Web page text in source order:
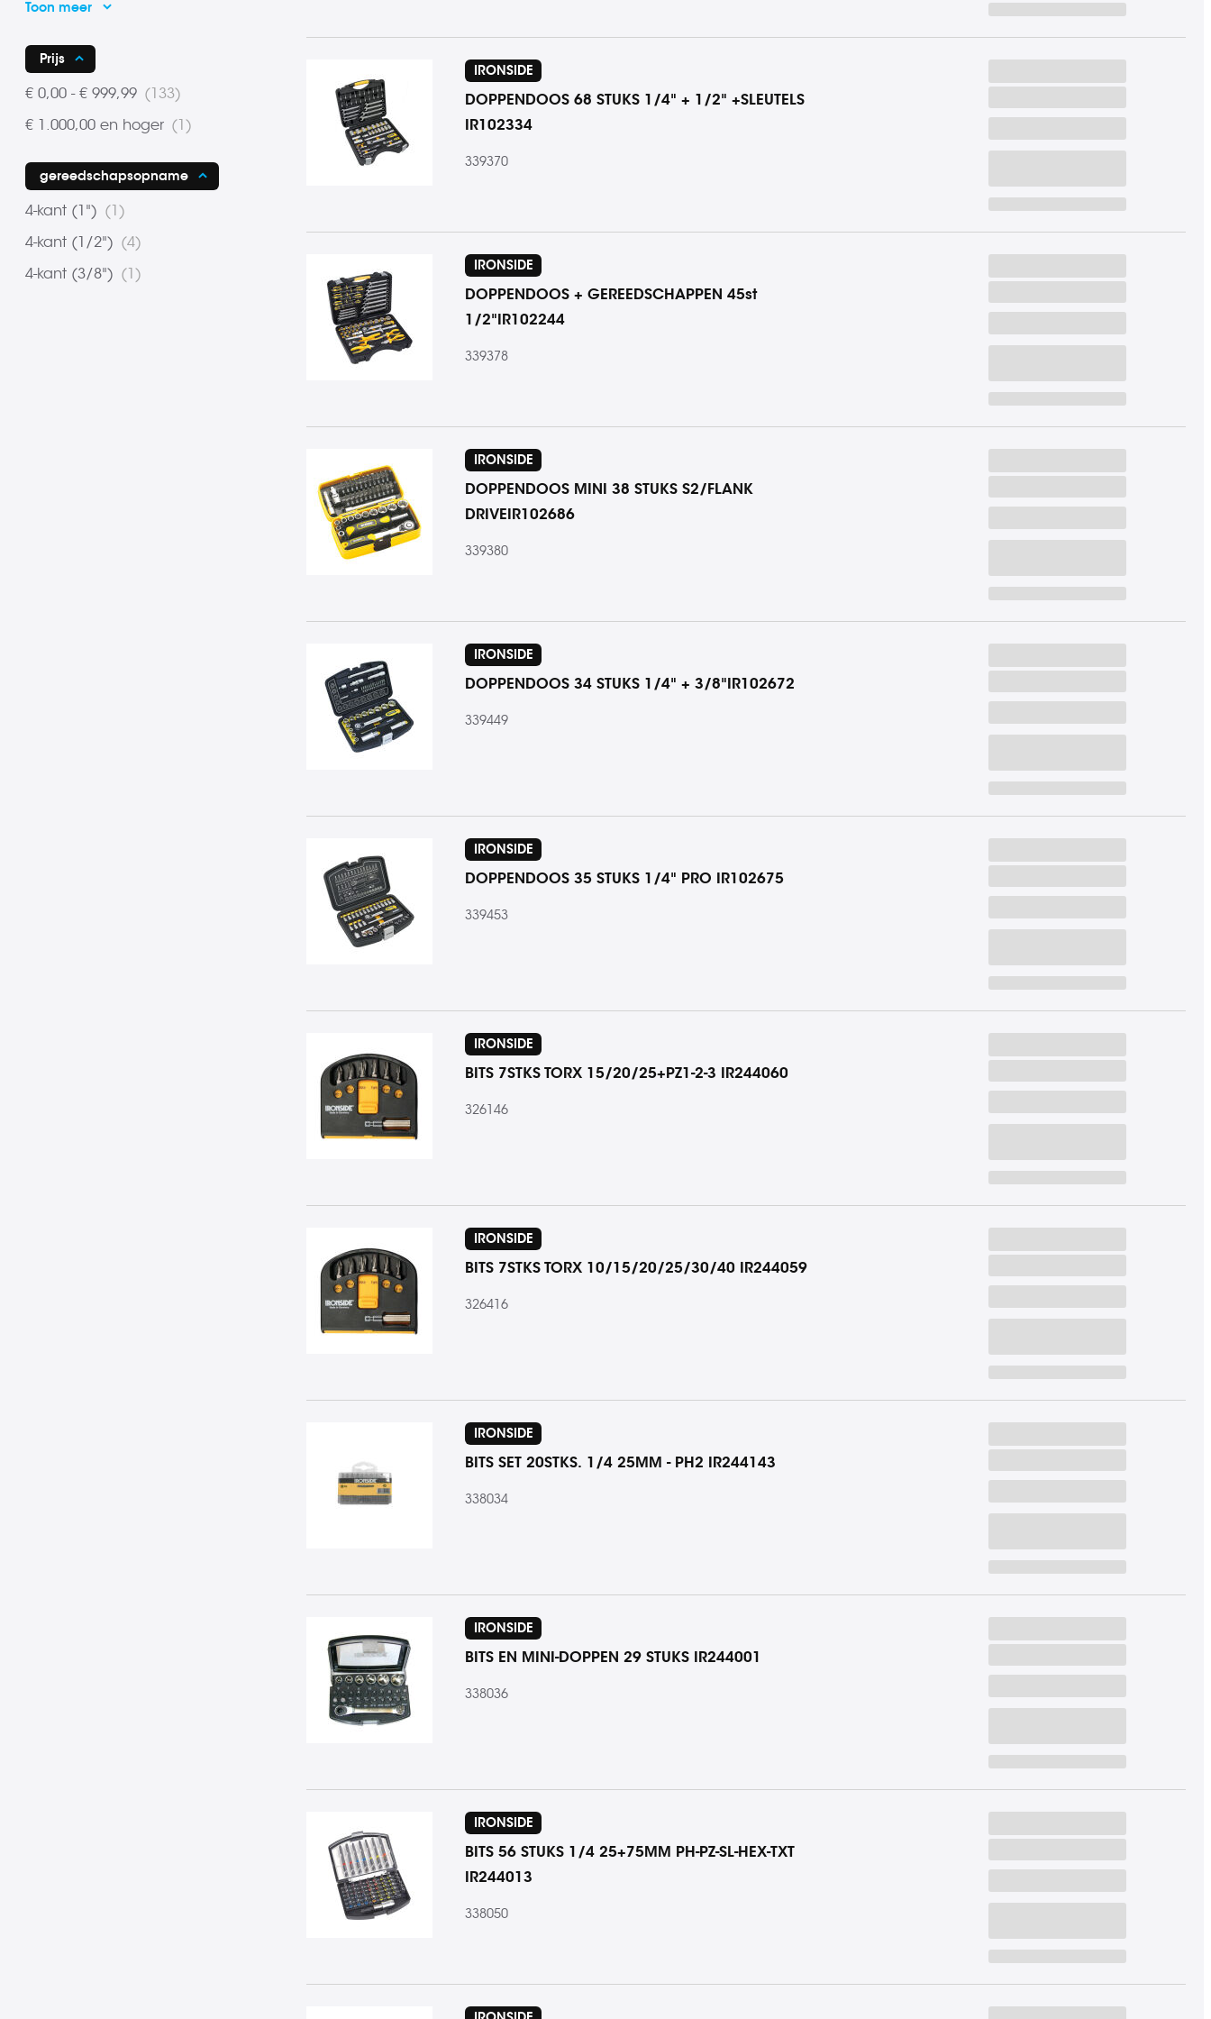
IRONSIDE
DOPPENDOOS 68 STUKS 1/4" + 1/2" +SLEUTELS
IR102334
339370
IRONSIDE
DOPPENDOOS + GEREEDSCHAPPEN 45st
1/2"IR102244
339378
IRONSIDE
DOPPENDOOS MINI 38 STUKS S2/FLANK
DRIVEIR102686
339380
IRONSIDE
DOPPENDOOS 34 STUKS 1/4" + 3/8"IR102672
339449
IRONSIDE
DOPPENDOOS 35 STUKS 1/4" PRO IR102675
339453
IRONSIDE
BITS 7STKS TORX 15/20/25+PZ1-2-3 IR244060
326146
IRONSIDE
BITS 7STKS TORX 10/15/20/25/30/40 IR244059
326416
IRONSIDE
BITS SET 20STKS. 1/4 25MM - PH2 IR244143
338034
IRONSIDE
BITS EN MINI-DOPPEN 29 STUKS IR244001
338036
IRONSIDE
BITS 56 STUKS 1/4 25+75MM PH-PZ-SL-HEX-TXT
IR244013
338050
Toon meer
Prijs
€ 0,00 - € 999,99 133product
€ 1.000,00 en hoger 1product
gereedschapsopname
4-kant (1") 1product
4-kant (1/2")
4product
4-kant (3/8")
1product